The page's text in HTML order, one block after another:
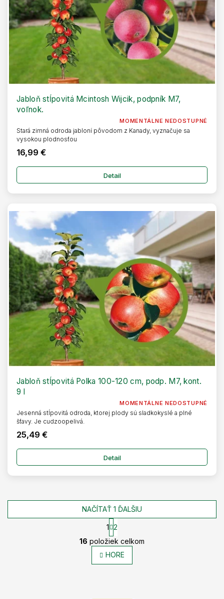
Jabloň stĺpovitá Mcintosh Wijcik, podpník M7,
voľnok.
MOMENTÁLNE NEDOSTUPNÉ
16,99 €
Detail
Stará zimná odroda jabloní pôvodom z Kanady, vyznačuje sa
vysokou plodnosťou
Jabloň stĺpovitá Polka 100-120 cm, podp. M7, kont.
9 l
MOMENTÁLNE NEDOSTUPNÉ
25,49 €
Detail
Jesenná stĺpovitá odroda, ktorej plody sú sladkokyslé a plné
šťavy. Je cudzoopelivá.
O
v
l
á
NAČÍTAŤ 1 ĎALŠIU
S
t
r
1 2
16 položiek celkom
HORE